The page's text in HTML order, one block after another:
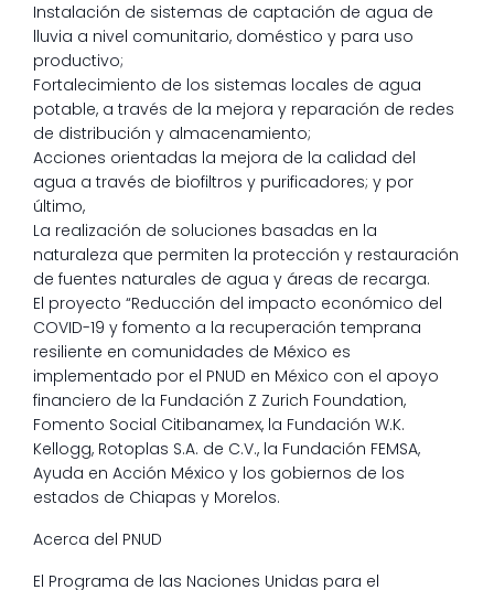
Instalación de sistemas de captación de agua de
lluvia a nivel comunitario, doméstico y para uso
productivo;
Fortalecimiento de los sistemas locales de agua
potable, a través de la mejora y reparación de redes
de distribución y almacenamiento;
Acciones orientadas la mejora de la calidad del
agua a través de biofiltros y purificadores; y por
último,
La realización de soluciones basadas en la
naturaleza que permiten la protección y restauración
de fuentes naturales de agua y áreas de recarga.
El proyecto “Reducción del impacto económico del
COVID-19 y fomento a la recuperación temprana
resiliente en comunidades de México es
implementado por el PNUD en México con el apoyo
financiero de la Fundación Z Zurich Foundation,
Fomento Social Citibanamex, la Fundación W.K.
Kellogg, Rotoplas S.A. de C.V., la Fundación FEMSA,
Ayuda en Acción México y los gobiernos de los
estados de Chiapas y Morelos.
Acerca del PNUD
El Programa de las Naciones Unidas para el